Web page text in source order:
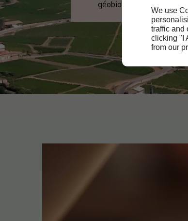
We use
traffic and
clicking "I
from our
géobiologie et radiesthésie